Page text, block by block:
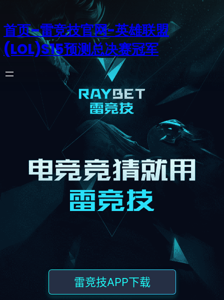
首页–雷竞技官网-英雄联盟
(LOL)S15预测总决赛冠军